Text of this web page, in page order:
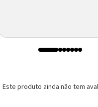
Este produto ainda não tem